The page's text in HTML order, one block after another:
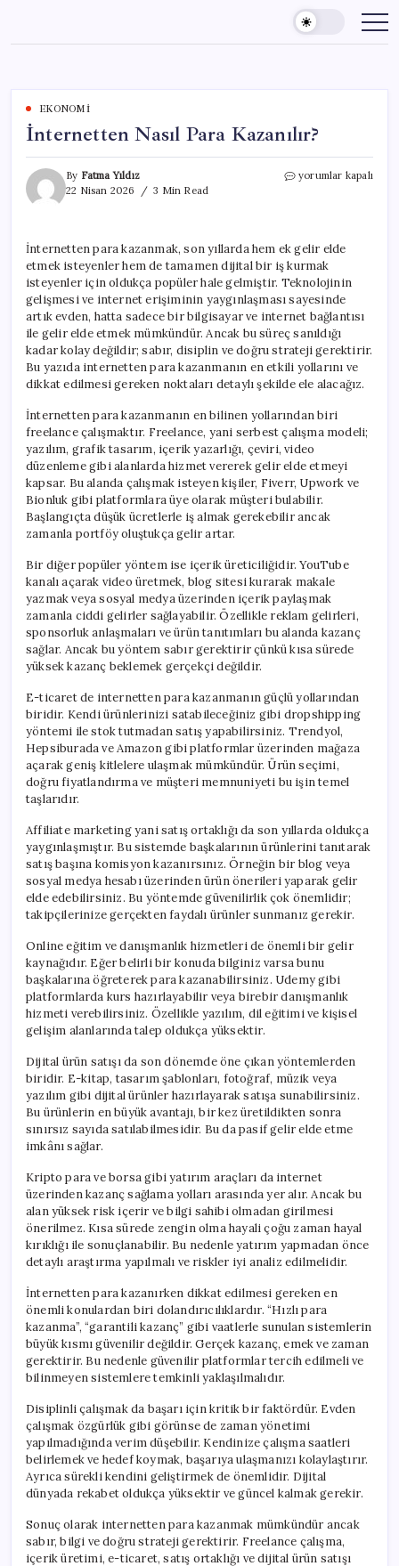
content
EKONOMI
İnternetten Nasıl Para Kazanılır?
By Fatma Yıldız
22 Nisan 2026
3 Min Read
İnternetten
yorumlar kapalı
İnternetten para kazanmak, son yıllarda hem ek gelir elde
etmek isteyenler hem de tamamen dijital bir iş kurmak
isteyenler için oldukça popüler hale gelmiştir. Teknolojinin
gelişmesi ve internet erişiminin yaygınlaşması sayesinde
artık evden, hatta sadece bir bilgisayar ve internet bağlantısı
ile gelir elde etmek mümkündür. Ancak bu süreç sanıldığı
kadar kolay değildir; sabır, disiplin ve doğru strateji gerektirir.
Bu yazıda internetten para kazanmanın en etkili yollarını ve
dikkat edilmesi gereken noktaları detaylı şekilde ele alacağız.
İnternetten para kazanmanın en bilinen yollarından biri
freelance çalışmaktır. Freelance, yani serbest çalışma modeli;
yazılım, grafik tasarım, içerik yazarlığı, çeviri, video
düzenleme gibi alanlarda hizmet vererek gelir elde etmeyi
kapsar. Bu alanda çalışmak isteyen kişiler, Fiverr, Upwork ve
Bionluk gibi platformlara üye olarak müşteri bulabilir.
Başlangıçta düşük ücretlerle iş almak gerekebilir ancak
zamanla portföy oluştukça gelir artar.
Bir diğer popüler yöntem ise içerik üreticiliğidir. YouTube
kanalı açarak video üretmek, blog sitesi kurarak makale
yazmak veya sosyal medya üzerinden içerik paylaşmak
zamanla ciddi gelirler sağlayabilir. Özellikle reklam gelirleri,
sponsorluk anlaşmaları ve ürün tanıtımları bu alanda kazanç
sağlar. Ancak bu yöntem sabır gerektirir çünkü kısa sürede
yüksek kazanç beklemek gerçekçi değildir.
E-ticaret de internetten para kazanmanın güçlü yollarından
biridir. Kendi ürünlerinizi satabileceğiniz gibi dropshipping
yöntemi ile stok tutmadan satış yapabilirsiniz. Trendyol,
Hepsiburada ve Amazon gibi platformlar üzerinden mağaza
açarak geniş kitlelere ulaşmak mümkündür. Ürün seçimi,
doğru fiyatlandırma ve müşteri memnuniyeti bu işin temel
taşlarıdır.
Affiliate marketing yani satış ortaklığı da son yıllarda oldukça
yaygınlaşmıştır. Bu sistemde başkalarının ürünlerini tanıtarak
satış başına komisyon kazanırsınız. Örneğin bir blog veya
sosyal medya hesabı üzerinden ürün önerileri yaparak gelir
elde edebilirsiniz. Bu yöntemde güvenilirlik çok önemlidir;
takipçilerinize gerçekten faydalı ürünler sunmanız gerekir.
Online eğitim ve danışmanlık hizmetleri de önemli bir gelir
kaynağıdır. Eğer belirli bir konuda bilginiz varsa bunu
başkalarına öğreterek para kazanabilirsiniz. Udemy gibi
platformlarda kurs hazırlayabilir veya birebir danışmanlık
hizmeti verebilirsiniz. Özellikle yazılım, dil eğitimi ve kişisel
gelişim alanlarında talep oldukça yüksektir.
Dijital ürün satışı da son dönemde öne çıkan yöntemlerden
biridir. E-kitap, tasarım şablonları, fotoğraf, müzik veya
yazılım gibi dijital ürünler hazırlayarak satışa sunabilirsiniz.
Bu ürünlerin en büyük avantajı, bir kez üretildikten sonra
sınırsız sayıda satılabilmesidir. Bu da pasif gelir elde etme
imkânı sağlar.
Kripto para ve borsa gibi yatırım araçları da internet
üzerinden kazanç sağlama yolları arasında yer alır. Ancak bu
alan yüksek risk içerir ve bilgi sahibi olmadan girilmesi
önerilmez. Kısa sürede zengin olma hayali çoğu zaman hayal
kırıklığı ile sonuçlanabilir. Bu nedenle yatırım yapmadan önce
detaylı araştırma yapılmalı ve riskler iyi analiz edilmelidir.
İnternetten para kazanırken dikkat edilmesi gereken en
önemli konulardan biri dolandırıcılıklardır. “Hızlı para
kazanma”, “garantili kazanç” gibi vaatlerle sunulan sistemlerin
büyük kısmı güvenilir değildir. Gerçek kazanç, emek ve zaman
gerektirir. Bu nedenle güvenilir platformlar tercih edilmeli ve
bilinmeyen sistemlere temkinli yaklaşılmalıdır.
Disiplinli çalışmak da başarı için kritik bir faktördür. Evden
çalışmak özgürlük gibi görünse de zaman yönetimi
yapılmadığında verim düşebilir. Kendinize çalışma saatleri
belirlemek ve hedef koymak, başarıya ulaşmanızı kolaylaştırır.
Ayrıca sürekli kendini geliştirmek de önemlidir. Dijital
dünyada rekabet oldukça yüksektir ve güncel kalmak gerekir.
Sonuç olarak internetten para kazanmak mümkündür ancak
sabır, bilgi ve doğru strateji gerektirir. Freelance çalışma,
içerik üretimi, e-ticaret, satış ortaklığı ve dijital ürün satışı